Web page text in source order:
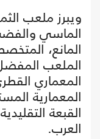
ويبرز ملعب
الماسي
المانع،
الملعب
المعماري
المعمارية
القبعة
العرب.